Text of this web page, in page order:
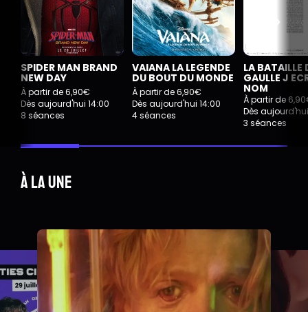
SPIDER MAN BRAND
NEW DAY
À partir de 6,90€
Dès aujourd'hui 14:00
8 séances
VAIANA LA LEGENDE
DU BOUT DU MONDE
À partir de 6,90€
Dès aujourd'hui 14:00
4 séances
LA BATAILLE
GAULLE J
NOM
À partir de
Dès
3 séances
À la une